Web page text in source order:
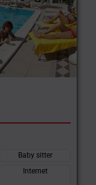
Baby sitter
Internet